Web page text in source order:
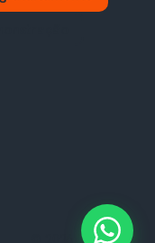
© 2026 JYNX